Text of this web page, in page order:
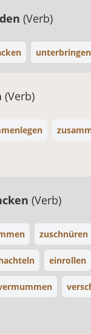
(Verb)
unterbringen
(Verb)
(Verb)
zuschnüren
einrollen